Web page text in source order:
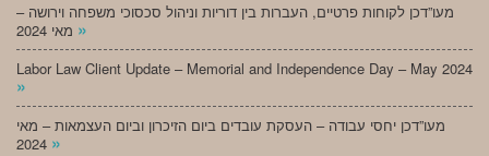
מעו”דכן לקוחות פרטיים, העברות בין דוריות וניהול סכסוכי משפחה וירושה –
»
Labor Law Client Update – Memorial and Independence Day – May 2024
»
מעו”דכן יחסי עבודה – העסקת עובדים ביום הזיכרון וביום העצמאות – מאי
»